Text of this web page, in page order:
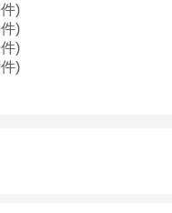
件)
件)
件)
件)